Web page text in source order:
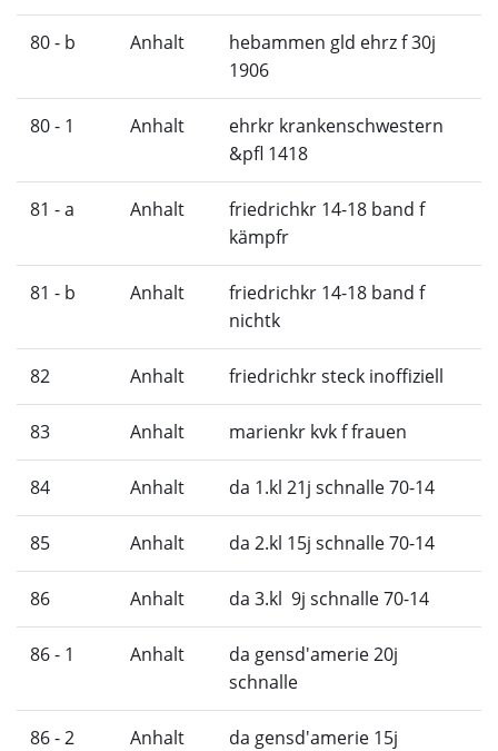
80 - b Anhalt
hebammen gld ehrz f 30j
1906
80 - 1 Anhalt
ehrkr krankenschwestern
&pfl 1418
81 - a Anhalt
friedrichkr 14-18 band f
kämpfr
81 - b Anhalt
friedrichkr 14-18 band f
nichtk
82 Anhalt friedrichkr steck inoffiziell
83 Anhalt marienkr kvk f frauen
84 Anhalt da 1.kl 21j schnalle 70-14
85 Anhalt da 2.kl 15j schnalle 70-14
86 Anhalt da 3.kl 9j schnalle 70-14
86 - 1 Anhalt
da gensd'amerie 20j
schnalle
86 - 2 Anhalt
da gensd'amerie 15j